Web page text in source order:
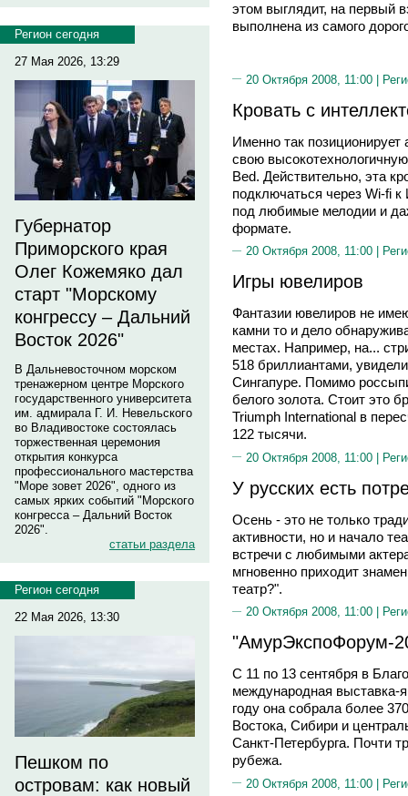
Регион сегодня
27 Мая 2026, 13:29
Губернатор
Приморского края
Олег Кожемяко дал
старт "Морскому
конгрессу – Дальний
Восток 2026"
В Дальневосточном морском
тренажерном центре Морского
государственного университета
им. адмирала Г. И. Невельского
во Владивостоке состоялась
торжественная церемония
открытия конкурса
профессионального мастерства
"Море зовет 2026", одного из
самых ярких событий "Морского
конгресса – Дальний Восток
2026".
статьи раздела
Регион сегодня
22 Мая 2026, 13:30
Пешком по
островам: как новый
этом выглядит, на первый
выполнена из самого
20 Октября 2008, 11:00 |
Кровать с
Именно так позиционирует
свою
Bed. Действительно, эта
подключаться через Wi-fi к
под любимые мелодии и
формате.
20 Октября 2008, 11:00 |
Игры ювелиров
Фантазии ювелиров не
камни то и дело
местах. Например, на...
518 бриллиантами,
Сингапуре. Помимо
белого золота. Стоит это
Triumph International в
122 тысячи.
20 Октября 2008, 11:00 |
У русских есть
Осень - это не только
активности, но и начало
встречи с любимыми
мгновенно приходит
театр?".
20 Октября 2008, 11:00 |
"АмурЭкспоФорум-
С 11 по 13 сентября в
международная
году она собрала более
Востока, Сибири и
Санкт-Петербурга. Почти
рубежа.
20 Октября 2008, 11:00 |